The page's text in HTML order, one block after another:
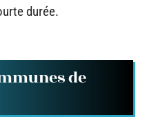
durée.
de